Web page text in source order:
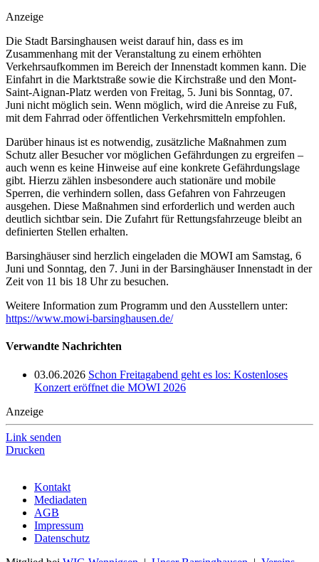
Anzeige
Die Stadt Barsinghausen weist darauf hin, dass es im
Zusammenhang mit der Veranstaltung zu einem erhöhten
Verkehrsaufkommen im Bereich der Innenstadt kommen kann. Die
Einfahrt in die Marktstraße sowie die Kirchstraße und den Mont-
Saint-Aignan-Platz werden von Freitag, 5. Juni bis Sonntag, 07.
Juni nicht möglich sein. Wenn möglich, wird die Anreise zu Fuß,
mit dem Fahrrad oder öffentlichen Verkehrsmitteln empfohlen.
Darüber hinaus ist es notwendig, zusätzliche Maßnahmen zum
Schutz aller Besucher vor möglichen Gefährdungen zu ergreifen –
auch wenn es keine Hinweise auf eine konkrete Gefährdungslage
gibt. Hierzu zählen insbesondere auch stationäre und mobile
Sperren, die verhindern sollen, dass Gefahren von Fahrzeugen
ausgehen. Diese Maßnahmen sind erforderlich und werden auch
deutlich sichtbar sein. Die Zufahrt für Rettungsfahrzeuge bleibt an
definierten Stellen erhalten.
Barsinghäuser sind herzlich eingeladen die MOWI am Samstag, 6
Juni und Sonntag, den 7. Juni in der Barsinghäuser Innenstadt in der
Zeit von 11 bis 18 Uhr zu besuchen.
Weitere Information zum Programm und den Ausstellern unter:
https://www.mowi-barsinghausen.de/
Verwandte Nachrichten
03.06.2026 Schon Freitagabend geht es los: Kostenloses
Konzert eröffnet die MOWI 2026
Anzeige
Link senden
Drucken
Kontakt
Mediadaten
AGB
Impressum
Datenschutz